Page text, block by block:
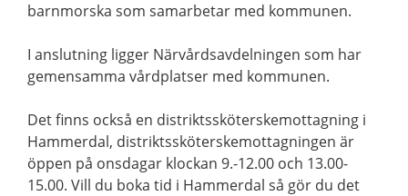
barnmorska som samarbetar med kommunen.
I anslutning ligger Närvårdsavdelningen som har
gemensamma vårdplatser med kommunen.
Det finns också en distriktssköterskemottagning i
Hammerdal, distriktssköterskemottagningen är
öppen på onsdagar klockan 9.-12.00 och 13.00-
15.00. Vill du boka tid i Hammerdal så gör du det